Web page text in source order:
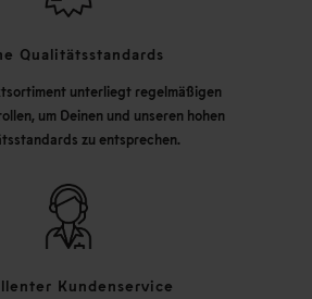
Qualitätsstandards
unterliegt regelmäßigen
um Deinen und unseren hohen
zu entsprechen.
Kundenservice